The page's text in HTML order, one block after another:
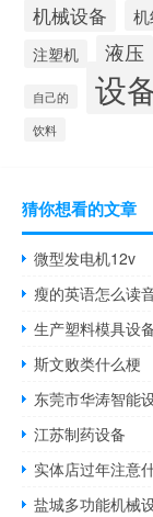
机械设备 机
注塑机
液压
自己的 设
饮料
猜你想看的文章
微型发电机12v
瘦的英语怎么读
生产塑料模具设
斯文败类什么梗
东莞市华涛智能
江苏制药设备
实体店过年注意
盐城多功能机械